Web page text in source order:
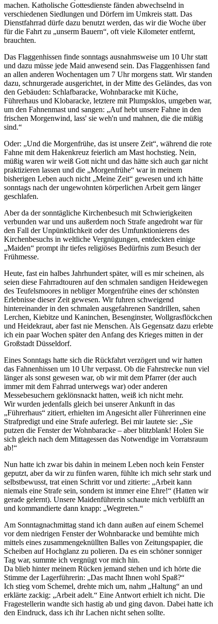
machen. Katholische Gottesdienste fänden abwechselnd in
verschiedenen Siedlungen und Dörfern im Umkreis statt. Das
Dienstfahrrad dürfe dazu benutzt werden, das wir die Woche über
für die Fahrt zu
unserm Bauern , oft viele Kilometer entfernt,
brauchten.
Das Flaggenhissen finde sonntags ausnahmsweise um 10 Uhr statt
und dazu müsse jede Maid anwesend sein. Das Flaggenhissen fand
an allen anderen Wochentagen um 7 Uhr morgens statt. Wir standen
dazu, schnurgerade ausgerichtet, in der Mitte des Geländes, das von
den Gebäuden: Schlafbaracke, Wohnbaracke mit Küche,
Führerhaus und Klobaracke, letztere mit Plumpsklos, umgeben war,
um den Fahnenmast und sangen:
Auf hebt unsere Fahne in den
frischen Morgenwind, lass' sie weh'n und mahnen, die die müßig
sind.
Oder:
Und die Morgenfrühe, das ist unsere Zeit , während die rote
Fahne mit dem Hakenkreuz feierlich am Mast hochstieg. Nein,
müßig waren wir weiß Gott nicht und das hätte sich auch gar nicht
praktizieren lassen und die
Morgenfrühe
war in meinem
bisherigen Leben auch nicht
Meine Zeit
gewesen und ich hätte
sonntags nach der ungewohnten körperlichen Arbeit gern länger
geschlafen.
Aber da der sonntägliche Kirchenbesuch mit Schwierigkeiten
verbunden war und uns außerdem noch Strafe angedroht war für
den Fall der Unpünktlichkeit oder des Umfunktionierens des
Kirchenbesuchs in weltliche Vergnügungen, entdeckten einige
Maiden
prompt ihr tiefes religiöses Bedürfnis zum Besuch der
Frühmesse.
Heute, fast ein halbes Jahrhundert später, will es mir scheinen, als
seien diese Fahrradtouren auf den schmalen sandigen Heidewegen
des Teufelsmoores in nebliger Morgenfrühe eines der schönsten
Erlebnisse dieser Zeit gewesen. Wir fuhren schweigend
hintereinander in den schmalen ausgefahrenen Sandrillen, sahen
Lerchen, Kiebitze und Kaninchen, Besenginster, Wollgrasflöckchen
und Heidekraut, aber fast nie Menschen. Als Gegensatz dazu erlebte
ich ein paar Wochen später den Anfang des Krieges mitten in der
Großstadt Düsseldorf.
Eines Sonntags hatte sich die Rückfahrt verzögert und wir hatten
das Fahnenhissen um 10 Uhr verpasst. Ob die Fahrstrecke nun viel
länger als sonst gewesen war, ob wir mit dem Pfarrer (der auch
immer mit dem Fahrrad unterwegs war) oder anderen
Messebesuchern geklönsnackt hatten, weiß ich nicht mehr.
Wir wurden jedenfalls gleich bei unserer Ankunft in das
Führerhaus
zitiert, erhielten im Angesicht aller Führerinnen eine
Strafpredigt und eine Strafe auferlegt. Bei mir lautete sie:
Sie
putzen die Fenster der Wohnbaracke – aber blitzblank! Holen Sie
sich gleich nach dem Mittagessen das Notwendige im Vorratsraum
ab!
Nun hatte ich zwar bis dahin in meinem Leben noch kein Fenster
geputzt, aber da wir zu fünfen waren, fühlte ich mich sehr stark und
selbstbewusst, trat einen Schritt vor und zitierte:
Arbeit kann
niemals eine Strafe sein, sondern ist immer eine Ehre!
(Hatten wir
gerade gelernt). Unsere Maidenführerin schaute mich verblüfft an
und kommandierte dann knapp:
Wegtreten.
Am Sonntagnachmittag stand ich dann außen auf einem Schemel
vor dem niedrigen Fenster der Wohnbaracke und bemühte mich
mittels eines zusammengeknüllten Balles von Zeitungspapier, die
Scheiben auf Hochglanz zu polieren. Da es ein schöner sonniger
Tag war, summte ich vergnügt vor mich hin.
Da blieb hinter meinem Rücken jemand stehen und ich hörte die
Stimme der Lagerführerin:
Das macht Ihnen wohl Spaß?
Ich stieg vom Schemel, drehte mich um, nahm
Haltung
an und
erklärte zackig:
Arbeit adelt.
Eine Antwort erhielt ich nicht. Die
Fragestellerin wandte sich hastig ab und ging davon. Dabei hatte ich
den Eindruck, dass ich ihr Lachen nicht sehen sollte.